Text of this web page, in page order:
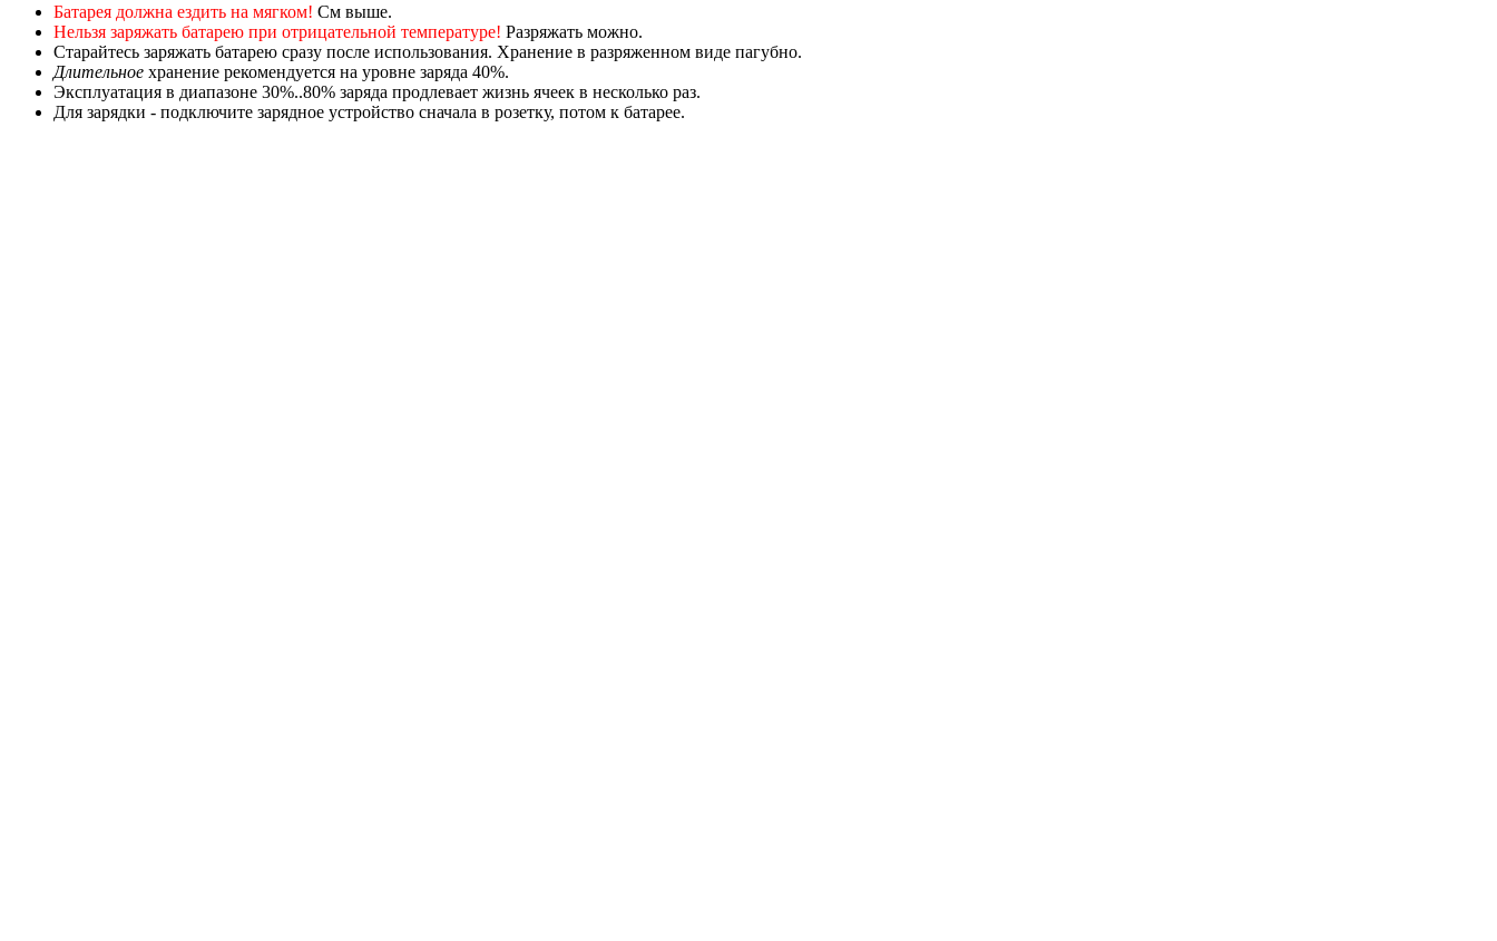
Батарея должна ездить на мягком! См выше.
Нельзя заряжать батарею при отрицательной температуре! Разряжать можно.
Старайтесь заряжать батарею сразу после использования. Хранение в разряженном виде пагубно.
Длительное хранение рекомендуется на уровне заряда 40%.
Эксплуатация в диапазоне 30%..80% заряда продлевает жизнь ячеек в несколько раз.
Для зарядки - подключите зарядное устройство сначала в розетку, потом к батарее.